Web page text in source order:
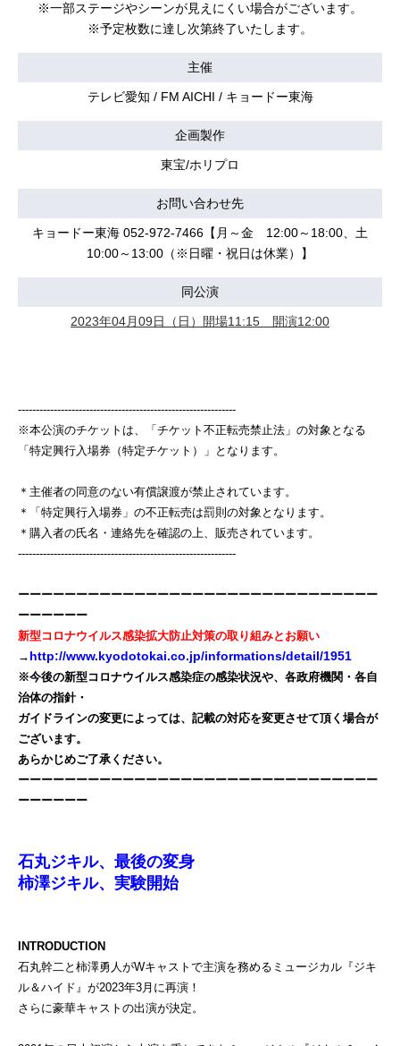
※一部ステージやシーンが見えにくい場合がございます。
※予定枚数に達し次第終了いたします。
主催
テレビ愛知 / FM AICHI / キョードー東海
企画製作
東宝/ホリプロ
お問い合わせ先
キョードー東海 052-972-7466【月～金 12:00～18:00、土
10:00～13:00（※日曜・祝日は休業）】
同公演
2023年04月09日（日）開場11:15 開演12:00
-------------------------------------------------------------
※本公演のチケットは、「チケット不正転売禁止法」の対象となる
「特定興行入場券（特定チケット）」となります。
＊主催者の同意のない有償譲渡が禁止されています。
＊「特定興行入場券」の不正転売は罰則の対象となります。
＊購入者の氏名・連絡先を確認の上、販売されています。
-------------------------------------------------------------
ーーーーーーーーーーーーーーーーーーーーーーーーーーーーーーー
ーーーーーー
新型コロナウイルス感染拡大防止対策の取り組みとお願い
→ http://www.kyodotokai.co.jp/informations/detail/1951
※今後の新型コロナウイルス感染症の感染状況や、各政府機関・各自
治体の指針・
ガイドラインの変更によっては、記載の対応を変更させて頂く場合が
ございます。
あらかじめご了承ください。
ーーーーーーーーーーーーーーーーーーーーーーーーーーーーーーー
ーーーーーー
石丸ジキル、最後の変身
柿澤ジキル、実験開始
INTRODUCTION
石丸幹二と柿澤勇人がWキャストで主演を務めるミュージカル『ジキ
ル＆ハイド』が2023年3月に再演！
さらに豪華キャストの出演が決定。